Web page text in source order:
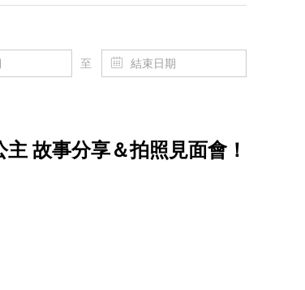
至
故事分享＆拍照見面會！